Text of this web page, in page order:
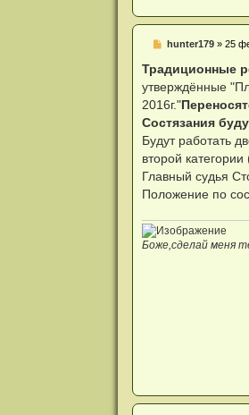
Н
п
р
о
ч
и
т
н
н
е
с
б
щ
е
hunter179» 25
Традиционные
утверждённые
2016г."
Состязания
Будут работать
второй
Главный судья
Положение по
Боже,сделай меня